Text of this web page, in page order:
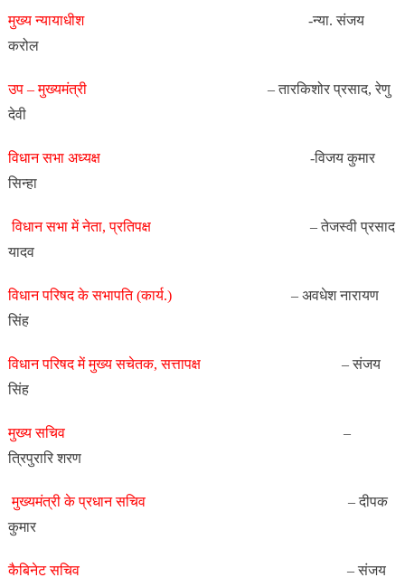
मुख्यन्यायाधीश
-न्या. संजय
करोल
उप –मुख्यमंत्री
– तारकिशोर प्रसाद, रेणु
देवी
विधान सभा अध्यक्ष-विजय कुमार
सिन्हा
विधान सभा में नेता,प्रतिपक्ष
– तेजस्वी प्रसाद
यादव
विधान परिषद के सभापति (कार्य.)– अवधेश नारायण
सिंह
विधान परिषद में मुख्य सचेतक,सत्तापक्ष– संजय
सिंह
मुख्यसचिव
–
त्रिपुरारि शरण
मुख्यमंत्री के प्रधानसचिव
– दीपक
कुमार
कैबिनेटसचिव
– संजय